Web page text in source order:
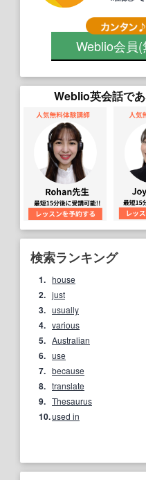
Weblio会員
Weblio英会話で
検索ランキング
1. house
2. just
3. usually
4. various
5. Australian
6. use
7. because
8. translate
9. Thesaurus
10.used in